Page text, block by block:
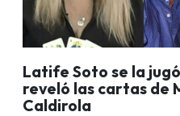
Latife Soto se la
reveló las cartas de
Caldirola